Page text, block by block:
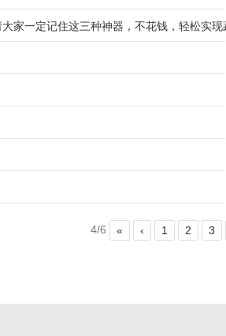
3
家一定记住这三种神器，不花钱，轻松实
4/6 « ‹ 1 2 3